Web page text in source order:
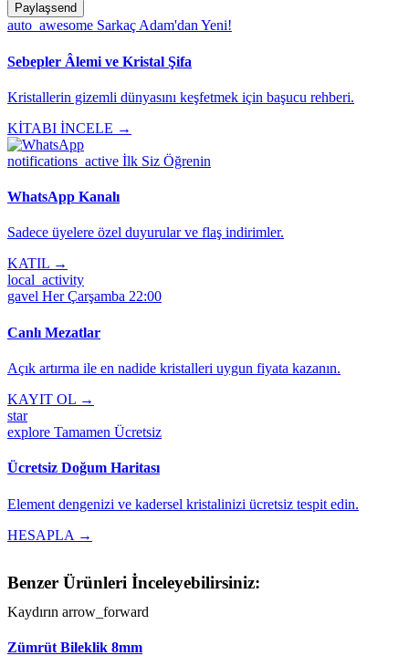
Paylaşsend
auto_awesome Sarkaç Adam'dan Yeni!
Sebepler Âlemi ve Kristal Şifa
Kristallerin gizemli dünyasını keşfetmek için başucu rehberi.
KİTABI İNCELE →
notifications_active İlk Siz Öğrenin
WhatsApp Kanalı
Sadece üyelere özel duyurular ve flaş indirimler.
KATIL →
local_activity
gavel Her Çarşamba 22:00
Canlı Mezatlar
Açık artırma ile en nadide kristalleri uygun fiyata kazanın.
KAYIT OL →
star
explore Tamamen Ücretsiz
Ücretsiz Doğum Haritası
Element dengenizi ve kadersel kristalinizi ücretsiz tespit edin.
HESAPLA →
Benzer Ürünleri İnceleyebilirsiniz:
Kaydırın arrow_forward
Zümrüt Bileklik 8mm